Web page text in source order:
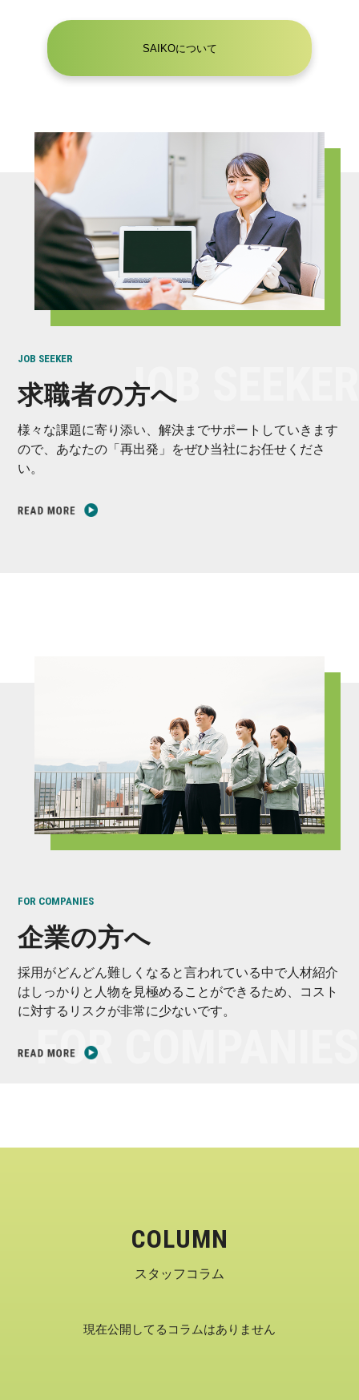
SAIKOについて
JOB SEEKER
求職者の方へ
様々な課題に寄り添い、解決までサポートしていきます
ので、あなたの「再出発」をぜひ当社にお任せくださ
い。
FOR COMPANIES
企業の方へ
採用がどんどん難しくなると言われている中で人材紹介
はしっかりと人物を見極めることができるため、コスト
に対するリスクが非常に少ないです。
COLUMN
スタッフコラム
現在公開してるコラムはありません